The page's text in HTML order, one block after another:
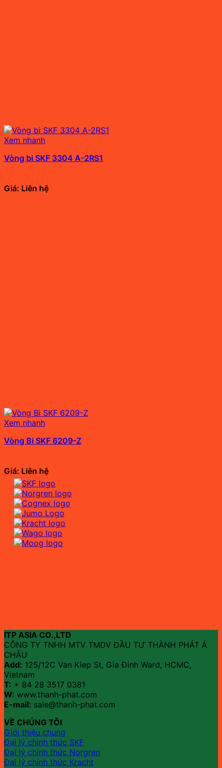
Xem nhanh
Vòng bi SKF 3304 A-2RS1
Giá: Liên hệ
Xem nhanh
Vòng Bi SKF 6209-Z
Giá: Liên hệ
ITP ASIA CO.,LTD
CÔNG TY TNHH MTV TMDV ĐẦU TƯ THÀNH PHÁT Á
CHÂU
Add: 125/12C Van Kiep St, Gia Đinh Ward, HCMC,
Vietnam
T: + 84 28 3517 0381
W: www.thanh-phat.com
E-mail: sale@thanh-phat.com
VỀ CHÚNG TÔI
Giới thiệu chung
Đại lý chính thức SKF
Đại lý chính thức Norgren
Đại lý chính thức Kracht